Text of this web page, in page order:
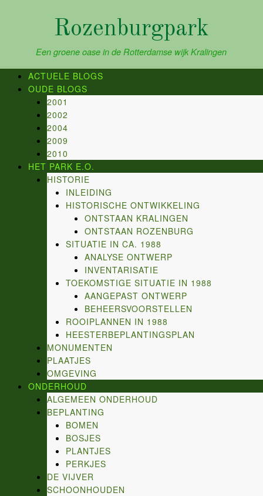
Rozenburgpark
Een groene oase in de Rotterdamse wijk Kralingen
ACTUELE BLOGS
OUDE BLOGS
2001
2002
2004
2009
2010
HET PARK E.O.
HISTORIE
INLEIDING
HISTORISCHE ONTWIKKELING
ONTSTAAN KRALINGEN
ONTSTAAN ROZENBURG
SITUATIE IN CA. 1988
ANALYSE ONTWERP
INVENTARISATIE
TOEKOMSTIGE SITUATIE IN 1988
AANGEPAST ONTWERP
BEHEERSVOORSTELLEN
ROOIPLANNEN IN 1988
HEESTERBEPLANTINGSPLAN
MONUMENTEN
PLAATJES
OMGEVING
ONDERHOUD
ALGEMEEN ONDERHOUD
BEPLANTING
BOMEN
BOSJES
PLANTJES
PERKJES
DE VIJVER
SCHOONHOUDEN